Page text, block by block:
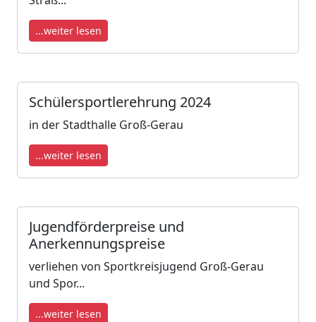
...weiter lesen
Schülersportlerehrung 2024
in der Stadthalle Groß-Gerau
...weiter lesen
Jugendförderpreise und
Anerkennungspreise
verliehen von Sportkreisjugend Groß-Gerau
und Spor...
...weiter lesen